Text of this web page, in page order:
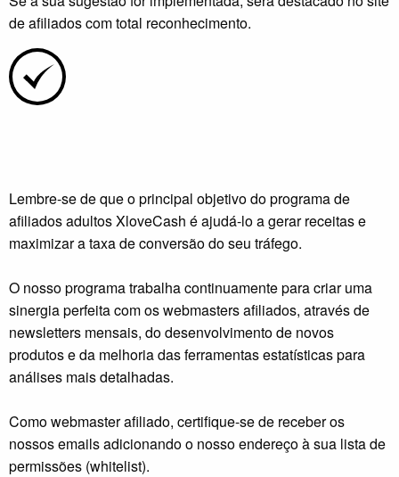
de afiliados com total reconhecimento.
Lembre-se de que o principal objetivo do programa de
afiliados adultos XloveCash é ajudá-lo a gerar receitas e
maximizar a taxa de conversão do seu tráfego.
O nosso programa trabalha continuamente para criar uma
sinergia perfeita com os webmasters afiliados, através de
newsletters mensais, do desenvolvimento de novos
produtos e da melhoria das ferramentas estatísticas para
análises mais detalhadas.
Como webmaster afiliado, certifique-se de receber os
nossos emails adicionando o nosso endereço à sua lista de
permissões (whitelist).